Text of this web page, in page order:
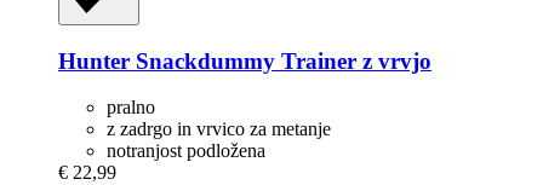
Hunter Snackdummy Trainer z vrvjo
pralno
z zadrgo in vrvico za metanje
notranjost podložena
€ 22,99